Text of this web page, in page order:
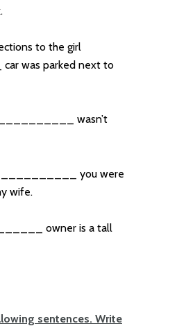
to the girl
was parked next to
wasn’t
you were
wife.
owner is a tall
sentences. Write